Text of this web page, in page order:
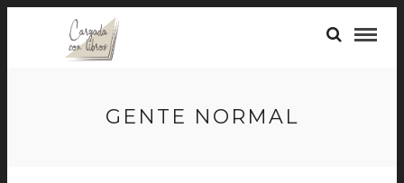
GENTE NORMAL